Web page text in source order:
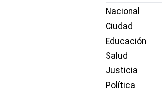
Nacional
Ciudad
Educación
Salud
Justicia
Política